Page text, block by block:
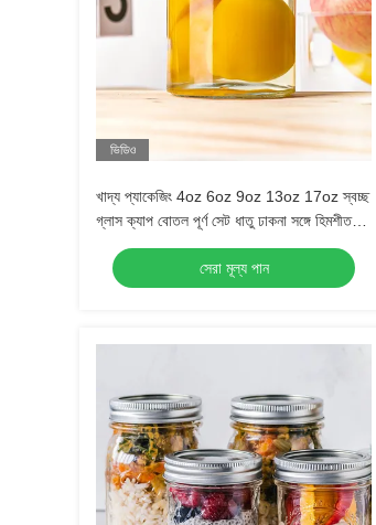
ভিডিও
খাদ্য প্যাকেজিং 4oz 6oz 9oz 13oz 17oz স্বচ্ছ
গ্লাস ক্যাপ বোতল পূর্ণ সেট ধাতু ঢাকনা সঙ্গে হিমশীতল
গ্লাস জার
সেরা মূল্য পান